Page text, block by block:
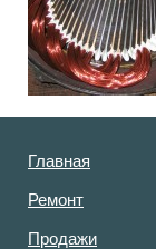
Главная
Ремонт
Продажи